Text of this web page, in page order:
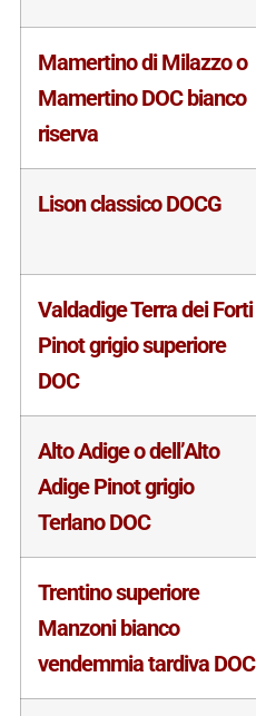
Mamertino di Milazzo o
Mamertino DOC bianco
riserva
Lison classico DOCG
Valdadige Terra dei Forti
Pinot grigio superiore
DOC
Alto Adige o dell’Alto
Adige Pinot grigio
Terlano DOC
Trentino superiore
Manzoni bianco
vendemmia tardiva DOC